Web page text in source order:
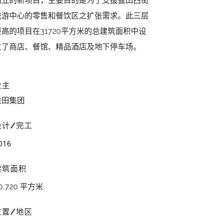
游中心的零售和餐饮区之扩张需求。此三层
的项目在31720平方米的总建筑面积中设
商店、餐馆、精品酒店及地下停车场。
集团
计/完工
筑面积
平方米
置/地区